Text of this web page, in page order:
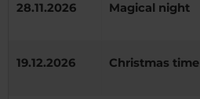
28.11.2026 Magical night
19.12.2026 Christmas time